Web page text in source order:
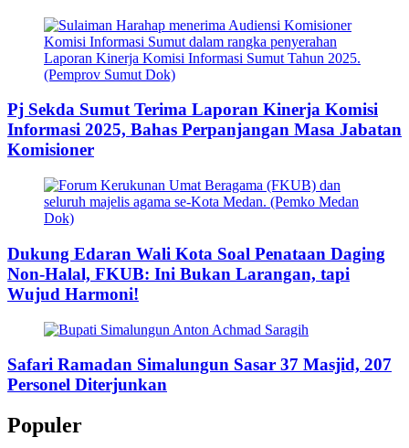
Pj Sekda Sumut Terima Laporan Kinerja Komisi
Informasi 2025, Bahas Perpanjangan Masa Jabatan
Komisioner
Dukung Edaran Wali Kota Soal Penataan Daging
Non-Halal, FKUB: Ini Bukan Larangan, tapi
Wujud Harmoni!
Safari Ramadan Simalungun Sasar 37 Masjid, 207
Personel Diterjunkan
Populer